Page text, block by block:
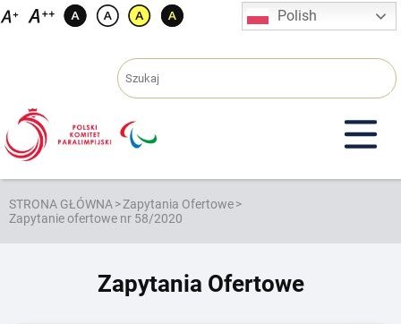
Przejdź
Polish
STRONA GŁÓWNA>Zapytania Ofertowe>
Zapytanie ofertowe nr 58/2020
Zapytania Ofertowe